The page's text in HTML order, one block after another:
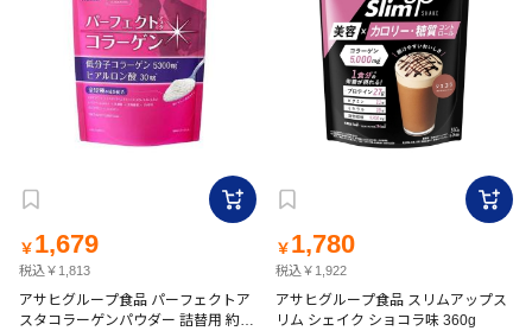
￥ 1,679
税込￥1,813
アサヒグループ食品 パーフェクトア
スタコラーゲンパウダー 詰替用 約30
￥ 1,780
税込￥1,922
アサヒグループ食品 スリムアップス
リム シェイク ショコラ味 360g